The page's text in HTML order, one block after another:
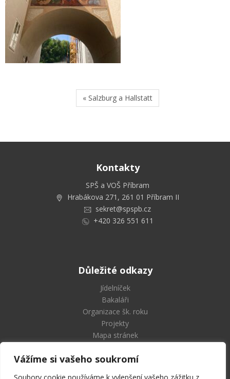
Vážíme si vašeho soukromí
« Salzburg a Hallstatt
Kontakty
SPŠ a VOŠ Příbram
Hrabákova 271, 261 01 Příbram II
sekret@spspb.cz
+420 326 551 611
Důležité odkazy
Jídelníček
Bakaláři
Organizace šk. roku
Projekty
Mapa stránek